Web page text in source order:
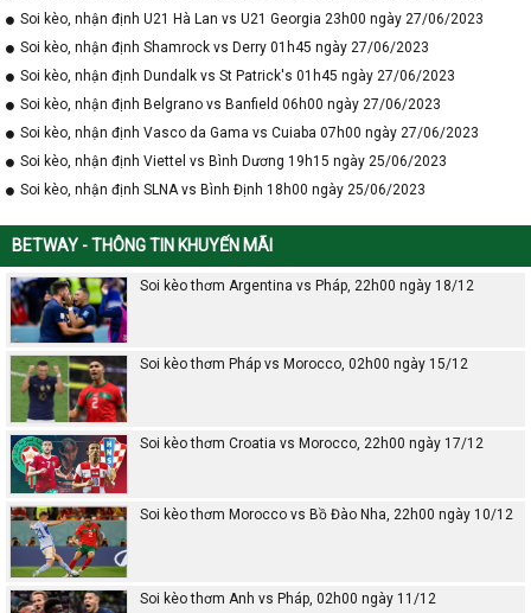
Soi kèo, nhận định U21 Hà Lan vs U21 Georgia 23h00 ngày 27/06/2023
Soi kèo, nhận định Shamrock vs Derry 01h45 ngày 27/06/2023
Soi kèo, nhận định Dundalk vs St Patrick's 01h45 ngày 27/06/2023
Soi kèo, nhận định Belgrano vs Banfield 06h00 ngày 27/06/2023
Soi kèo, nhận định Vasco da Gama vs Cuiaba 07h00 ngày 27/06/2023
Soi kèo, nhận định Viettel vs Bình Dương 19h15 ngày 25/06/2023
Soi kèo, nhận định SLNA vs Bình Định 18h00 ngày 25/06/2023
BETWAY - THÔNG TIN KHUYẾN MÃI
Soi kèo thơm Argentina vs Pháp, 22h00 ngày 18/12
Soi kèo thơm Pháp vs Morocco, 02h00 ngày 15/12
Soi kèo thơm Croatia vs Morocco, 22h00 ngày 17/12
Soi kèo thơm Morocco vs Bồ Đào Nha, 22h00 ngày 10/12
Soi kèo thơm Anh vs Pháp, 02h00 ngày 11/12